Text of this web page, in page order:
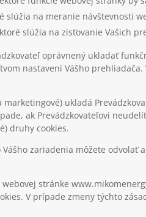
slúžia na meranie návštevnosti
slúžia na zisťovanie Vašich
oprávnený ukladať
nastavení Vášho
ukladá
ak Prevádzkovateľovi
druhy cookies.
zariadenia môžete
stránke
V prípade zmeny týchto